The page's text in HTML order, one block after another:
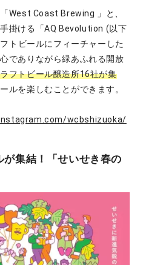
West Coast Brewing 」と、
掛ける「AQ Bevolution (以下
トビールにフィーチャーした
でありながら緑あふれる開放
フトビール醸造所16社が集
ルを楽しむことができます。
wcbshizuoka/
が集結！「せいせき春の